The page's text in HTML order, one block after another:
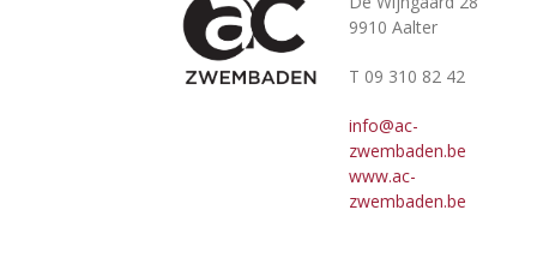
9910 Aalter
T 09 310 82 42
info@ac-
zwembaden.be
www.ac-
zwembaden.be